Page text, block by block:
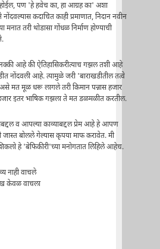
होईल, पण 'हे हवेच का, हा आग्रह का' अशा
कदाचित काही प्रमाणात, निदान नवीन
मनात तरी थोडासा गोंधळ निर्माण होण्याची
आहे की ऐतिहासिकरीत्याच गझल तशी आहे
नोंदवली आहे. त्यामुळे जरी 'बाराखडीतील तत्वे
मत मूळ धरू लागले तरी किमान पन्नास हजार
हजार इतर भाषिक गझला ते मत डळमळीत करतील.
व आपल्या काव्याबद्दल प्रेम आहे हे आपण
जास्त बोलले गेल्यास कृपया माफ करावेत. मी
हे 'बेफिकीरी'च्या मनोगतात लिहिले आहेच.
नाही वाचले
केवळ वाचला